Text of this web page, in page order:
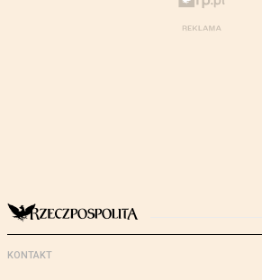
KONTAKT